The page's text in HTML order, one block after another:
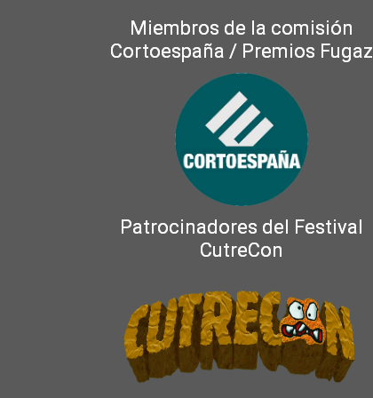
Miembros de la comisión
Cortoespaña / Premios Fugaz
Patrocinadores del Festival
CutreCon